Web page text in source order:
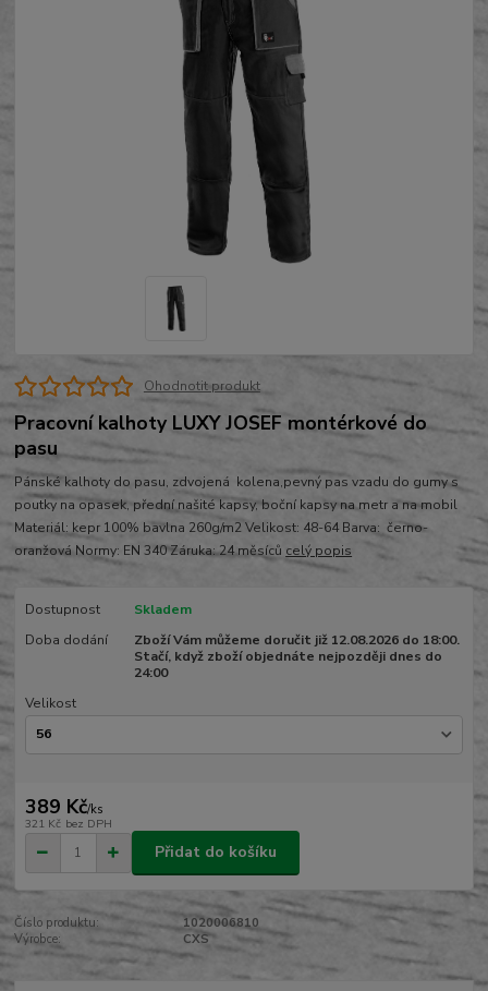
Ohodnotit produkt
Pracovní kalhoty LUXY JOSEF montérkové do
pasu
Pánské kalhoty do pasu, zdvojená kolena,pevný pas vzadu do gumy s
poutky na opasek, přední našité kapsy, boční kapsy na metr a na mobil
Materiál: kepr 100% bavlna 260g/m2 Velikost: 48-64 Barva: černo-
oranžová Normy: EN 340 Záruka: 24 měsíců celý popis
Dostupnost
Skladem
Doba dodání
Zboží Vám můžeme doručit již 12.08.2026 do 18:00.
Stačí, když zboží objednáte nejpozději dnes do
24:00
Velikost
389 Kč/ks
321 Kč bez DPH
Přidat do košíku
Číslo produktu:
1020006810
Výrobce:
CXS